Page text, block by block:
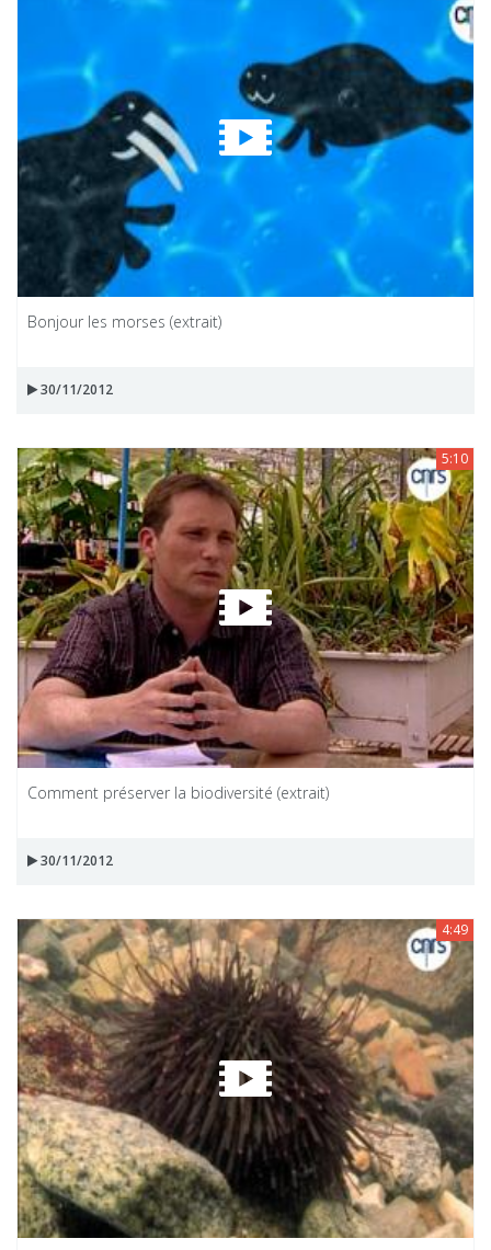
Bonjour les morses (extrait)
30/11/2012
5:10
Comment préserver la biodiversité (extrait)
30/11/2012
4:49